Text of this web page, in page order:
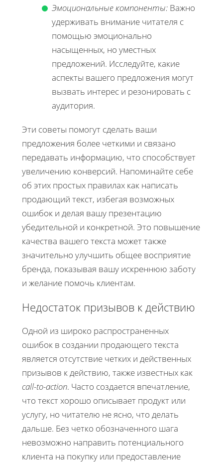
Эмоциональные компоненты: Важно
удерживать внимание читателя с
помощью эмоционально
насыщенных, но уместных
предложений. Исследуйте, какие
аспекты вашего предложения могут
вызвать интерес и резонировать с
аудитория.
Эти советы помогут сделать ваши
предложения более четкими и связано
передавать информацию, что способствует
увеличению конверсий. Напоминайте себе
об этих простых правилах как написать
продающий текст, избегая возможных
ошибок и делая вашу презентацию
убедительной и конкретной. Это повышение
качества вашего текста может также
значительно улучшить общее восприятие
бренда, показывая вашу искреннюю заботу
и желание помочь клиентам.
Недостаток призывов к действию
Одной из широко распространенных
ошибок в создании продающего текста
является отсутствие четких и действенных
призывов к действию, также известных как
call-to-action. Часто создается впечатление,
что текст хорошо описывает продукт или
услугу, но читателю не ясно, что делать
дальше. Без четко обозначенного шага
невозможно направить потенциального
клиента на покупку или предоставление